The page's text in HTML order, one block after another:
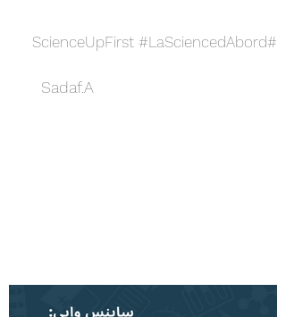
#ScienceUpFirst #LaSciencedAbord
Sadaf.A